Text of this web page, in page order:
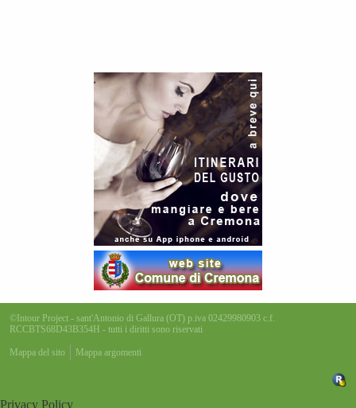
©Intour Project - sant'Antonio di Gallura (OT) p.iva 02429980903 c.f.
RCCBTS68D43B354H - tutti i diritti sono riservati
Mappa del sito Mappa argomenti
Privacy Policy